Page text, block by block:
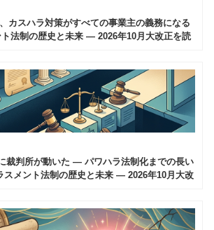
カスハラ対策がすべての事業主の義務になる
ト法制の歴史と未来 — 2026年10月大改正を読
裁判所が動いた — パワハラ法制化までの長い
スメント法制の歴史と未来 — 2026年10月大改